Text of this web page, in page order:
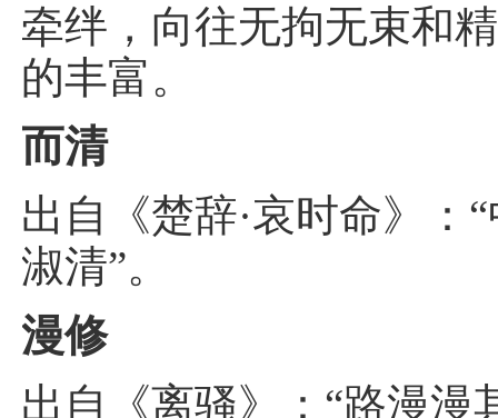
牵绊，向往无拘无束和
的丰富。
而清
出自《楚辞·哀时命》：
淑清”。
漫修
出自《离骚》：“路漫漫